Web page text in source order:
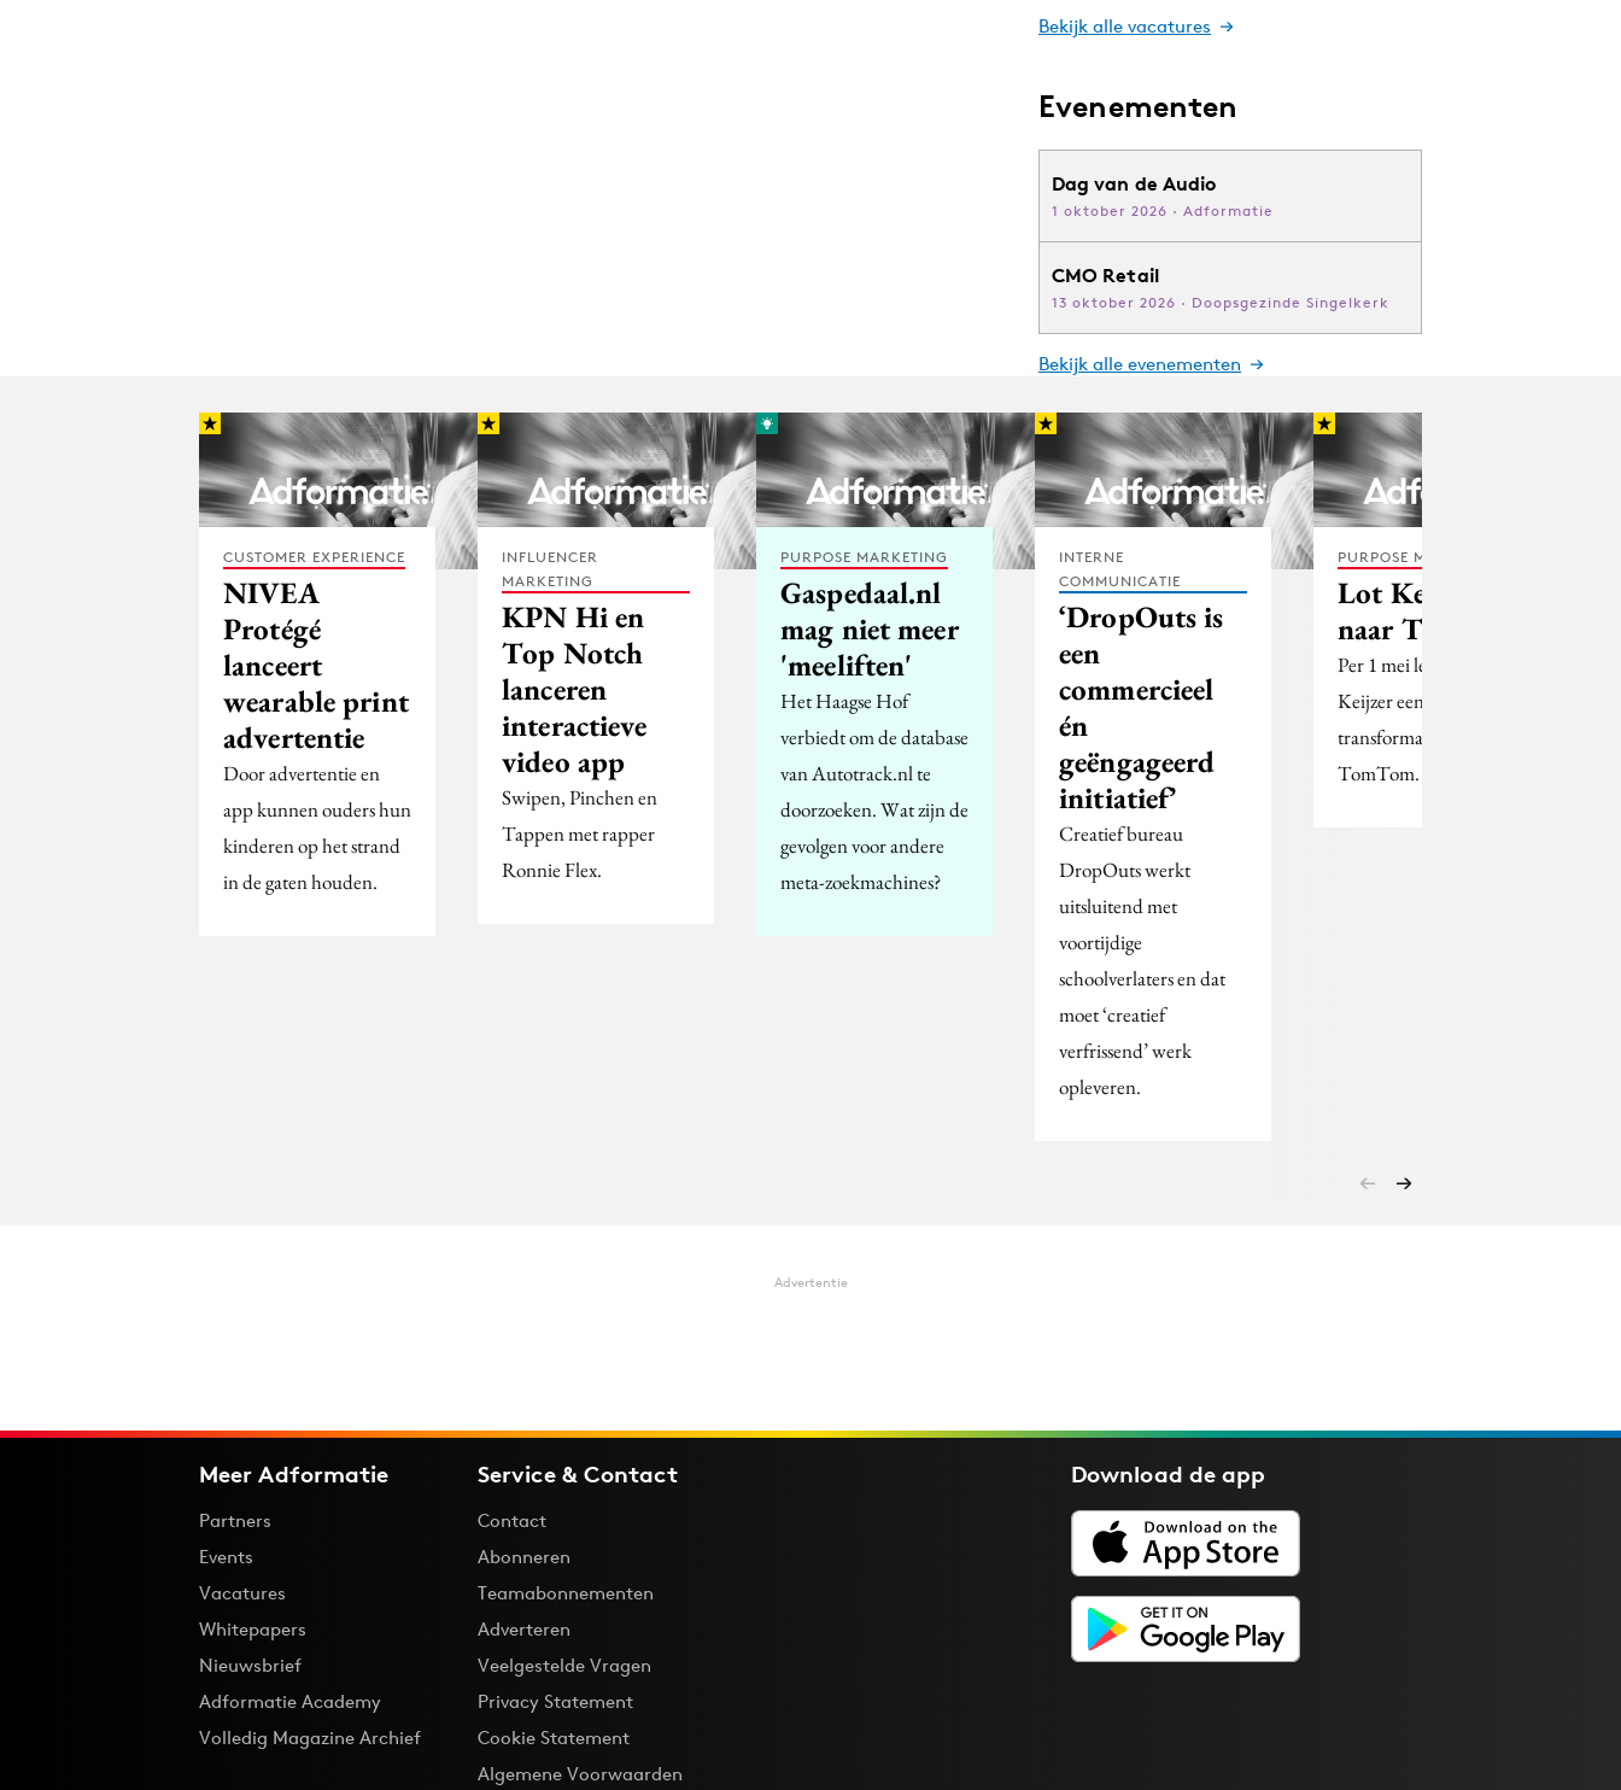
Bekijk alle vacatures
Evenementen
Dag van de Audio
1 oktober 2026 · Adformatie
CMO Retail
13 oktober 2026 · Doopsgezinde Singelkerk
Bekijk alle evenementen
CUSTOMER EXPERIENCE
NIVEA
Protégé
lanceert
wearable print
advertentie
Door advertentie en
app kunnen ouders hun
kinderen op het strand
in de gaten houden.
INFLUENCER
MARKETING
KPN Hi en
Top Notch
lanceren
interactieve
video app
Swipen, Pinchen en
Tappen met rapper
Ronnie Flex.
PURPOSE MARKETING
Gaspedaal.nl
mag niet meer
'meeliften'
Het Haagse Hof
verbiedt om de database
van Autotrack.nl te
doorzoeken. Wat zijn de
gevolgen voor andere
meta-zoekmachines?
INTERNE
COMMUNICATIE
‘DropOuts is
een
commercieel
én
geëngageerd
initiatief’
Creatief bureau
DropOuts werkt
uitsluitend met
voortijdige
schoolverlaters en dat
moet ‘creatief
verfrissend’ werk
opleveren.
PURPOSE MARKETING
Lot Keijzer
naar TomTom
Per 1 mei leidt Lot
Keijzer een digitaal
transformatieproject bij
TomTom.
Advertentie
Meer Adformatie
Partners
Events
Vacatures
Whitepapers
Nieuwsbrief
Adformatie Academy
Volledig Magazine Archief
Service & Contact
Contact
Abonneren
Teamabonnementen
Adverteren
Veelgestelde Vragen
Privacy Statement
Cookie Statement
Algemene Voorwaarden
Download deapp